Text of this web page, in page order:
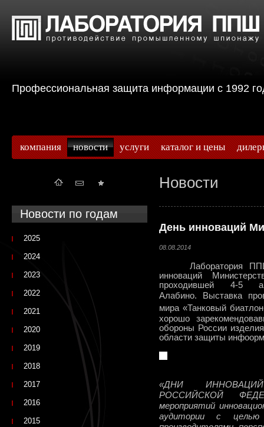
Профессиональная защита информации с
компания новости услуги каталог и цены
Новости
День инноваций
08.08.2014
Лаборатория
инноваций
проходившей 4-5
Алабино.
Выставка
мира «Танковый
хорошо
обороны России
области защиты
«ДНИ
РОССИЙСКОЙ
мероприятий
аудитории с целью
Новости по годам
2025
2024
2023
2022
2021
2020
2019
2018
2017
2016
2015